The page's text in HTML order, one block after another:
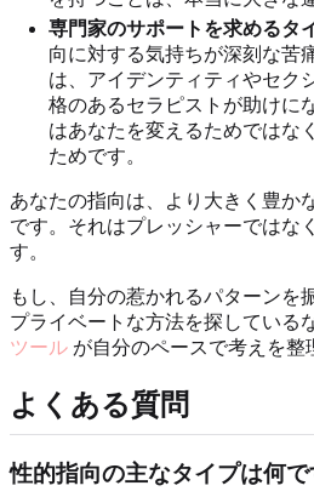
専門家のサポートを求めるタ
向に対する気持ちが深刻な苦
は、アイデンティティやセク
格のあるセラピストが助けに
はあなたを変えるためではな
ためです。
あなたの指向は、より大きく豊か
です。それはプレッシャーではな
す。
もし、自分の惹かれるパターンを
プライベートな方法を探している
ツール が自分のペースで考えを整
よくある質問
性的指向の主なタイプは何で